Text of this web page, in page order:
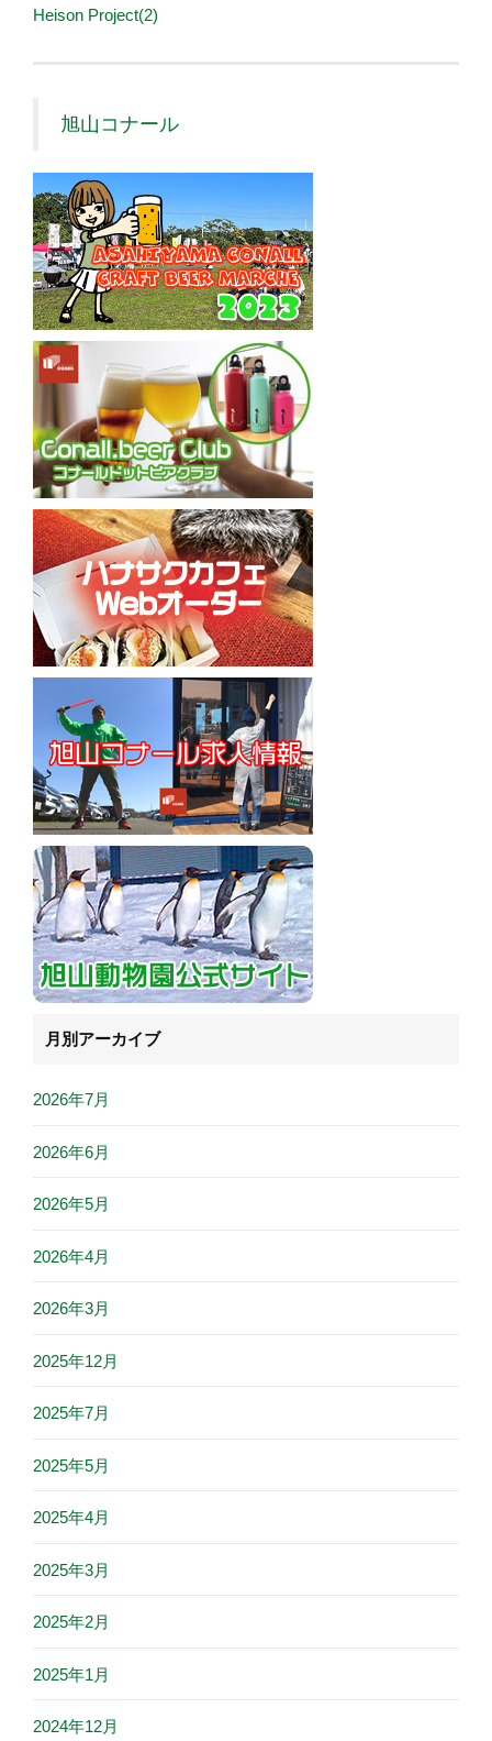
Heison Project(2)
旭山コナール
月別アーカイブ
2026年7月
2026年6月
2026年5月
2026年4月
2026年3月
2025年12月
2025年7月
2025年5月
2025年4月
2025年3月
2025年2月
2025年1月
2024年12月